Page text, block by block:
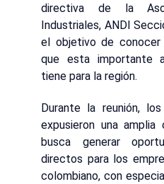
directiva de la
Industriales, ANDI
el objetivo de conocer
que esta importante
tiene para la región.
Durante la reunión,
expusieron una
busca generar
directos para los
colombiano, con